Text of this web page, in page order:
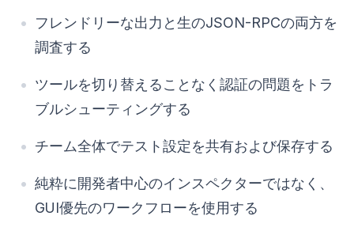
フレンドリーな出力と生のJSON-RPCの両方を
調査する
ツールを切り替えることなく認証の問題をトラ
ブルシューティングする
チーム全体でテスト設定を共有および保存する
純粋に開発者中心のインスペクターではなく、
GUI優先のワークフローを使用する